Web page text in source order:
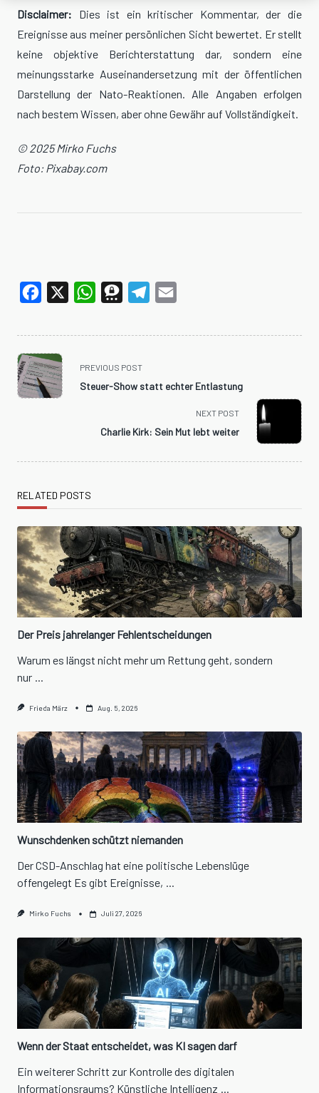
Disclaimer: Dies ist ein kritischer Kommentar, der die
Ereignisse aus meiner persönlichen Sicht bewertet. Er stellt
keine objektive Berichterstattung dar, sondern eine
meinungsstarke Auseinandersetzung mit der öffentlichen
Darstellung der Nato-Reaktionen. Alle Angaben erfolgen
nach bestem Wissen, aber ohne Gewähr auf Vollständigkeit.
© 2025 Mirko Fuchs
Foto: Pixabay.com
Facebook WhatsAppThreemaTelegram
<span
class="nav-
subtitle
PREVIOUS POST
Steuer-Show statt echter Entlastung
NEXT POST
Charlie Kirk: Sein Mut lebt weiter
RELATED POSTS
Der Preis jahrelanger Fehlentscheidungen
Warum es längst nicht mehr um Rettung geht, sondern
nur ...
Frieda März Aug. 5, 2026
Wunschdenken schützt niemanden
Der CSD-Anschlag hat eine politische Lebenslüge
offengelegt Es gibt Ereignisse, ...
Mirko Fuchs Juli 27, 2026
Wenn der Staat entscheidet, was KI sagen darf
Ein weiterer Schritt zur Kontrolle des digitalen
Informationsraums? Künstliche Intelligenz